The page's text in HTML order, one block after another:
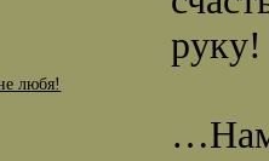
любя!
…Нам